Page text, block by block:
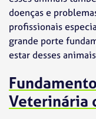
doenças e
profissionais
grande porte
estar desses
Veterinária